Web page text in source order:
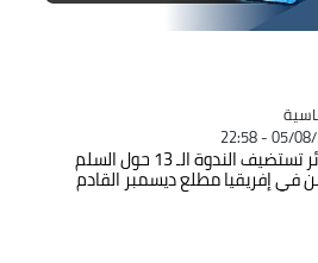
05/08/
الجزائر تستضيف الندوة الـ 13 حول السلم
في إفريقيا مطلع ديسمبر القادم